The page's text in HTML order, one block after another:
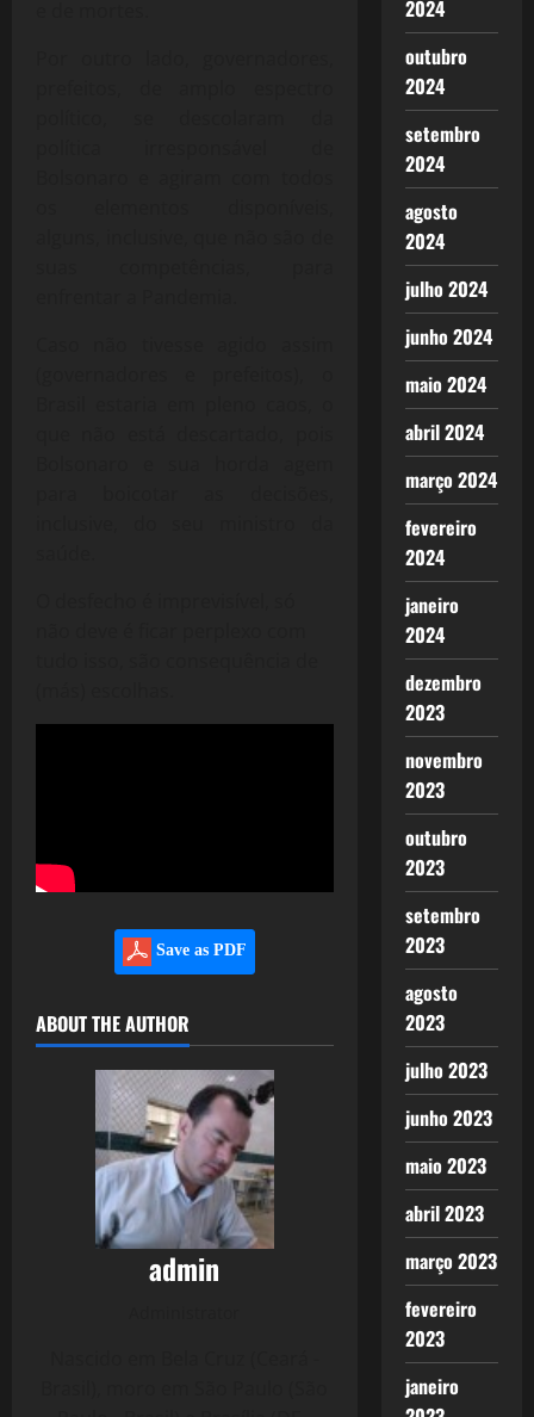
Save as PDF
ABOUT THE AUTHOR
admin
2024
outubro
2024
setembro
2024
agosto
2024
julho 2024
junho 2024
maio 2024
abril 2024
março 2024
fevereiro
2024
janeiro
2024
dezembro
2023
novembro
2023
outubro
2023
setembro
2023
agosto
2023
julho 2023
junho 2023
maio 2023
abril 2023
março 2023
fevereiro
2023
janeiro